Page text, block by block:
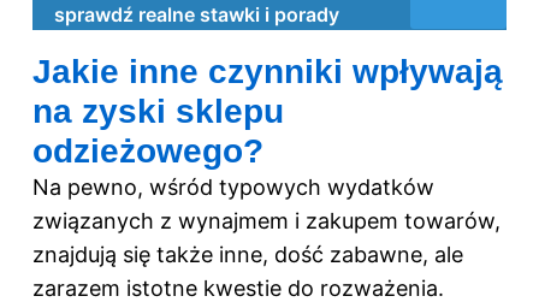
sprawdź realne stawki i porady
Jakie inne czynniki wpływają
na zyski sklepu
odzieżowego?
Na pewno, wśród typowych wydatków
związanych z wynajmem i zakupem towarów,
znajdują się także inne, dość zabawne, ale
zarazem istotne kwestie do rozważenia.